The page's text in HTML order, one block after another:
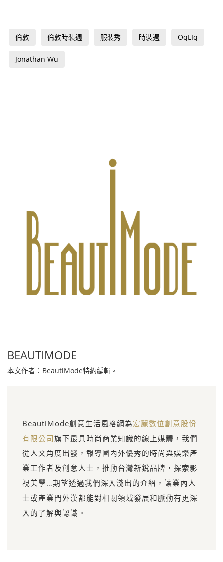
倫敦 倫敦時裝週 服裝秀 時裝週 OqLIq
Jonathan Wu
BEAUTIMODE
本文作者：BeautiMode特約編輯。
BeautiMode創意生活風格網為宏麗數位創意股份
有限公司旗下最具時尚商業知識的線上媒體，我們
從人文角度出發，報導國內外優秀的時尚與娛樂產
業工作者及創意人士，推動台灣新銳品牌，探索影
視美學…期望透過我們深入淺出的介紹，讓業內人
士或產業門外漢都能對相關領域發展和脈動有更深
入的了解與認識。